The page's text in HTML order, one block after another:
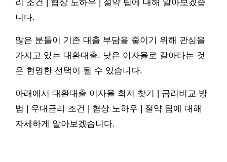
리 조건 | 협상 노하우 | 절약 팁에 대해 알아보겠습
니다.
많은 분들이 기존 대출 부담을 줄이기 위해 관심을
가지고 있는 대환대출. 낮은 이자율로 갈아타는 것
은 현명한 선택이 될 수 있습니다.
아래에서 대환대출 이자율 최저 찾기 | 금리비교 방
법 | 우대금리 조건 | 협상 노하우 | 절약 팁에 대해
자세하게 알아보겠습니다.